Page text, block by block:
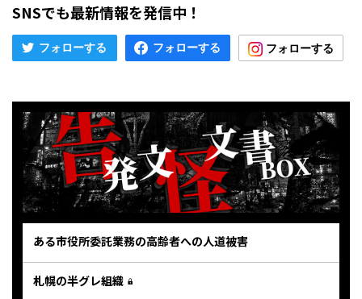
SNSでも最新情報を発信中！
ある市役所委託業務の高齢者への人道被害
札幌の半グレ組織